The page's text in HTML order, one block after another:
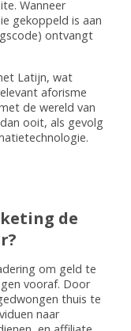
Wanneer
gekoppeld is aan
ontvangt
Latijn, wat
aforisme
de wereld van
ooit, als gevolg
de
om geld te
vooraf. Door
thuis te
naar